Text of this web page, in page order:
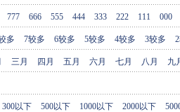
777 666 555 444 333 222 111 000
多 7较多 6较多 5较多 4较多 3较多
三月 四月 五月 六月 七月 八月 九
300以下 500以下 1000以下 2000以下